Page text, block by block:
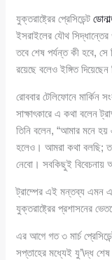
যুক্তরাষ্ট্রের প্রেসিডেন্ট
ইসরাইলের যৌথ
তবে শেষ পর্যন্ত কী হবে, সে
রয়েছে বলেও ইঙ্গিত দিয়েছেন
রোববার টেলিফোনে মার্কিন
সাক্ষাৎকারে এ কথা বলেন
তিনি বলেন, “আমার মনে
হলেও। আমরা কথা বলছি;
নেবো। সবকিছুই বিবেচনায়
ট্রাম্পের এই মন্তব্য এমন
যুক্তরাষ্ট্রের প্রশাসনের
এর আগে গত ৩ মার্চ
সপ্তাহের মধ্যেই যু’\দ্ধ